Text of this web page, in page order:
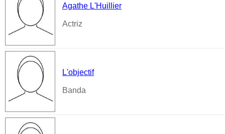
Agathe L'Huillier
Actriz
L'objectif
Banda